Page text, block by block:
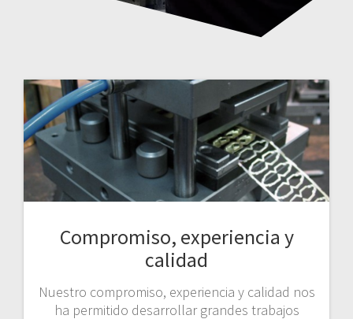
Compromiso, experiencia y
calidad
Nuestro compromiso, experiencia y calidad nos
ha permitido desarrollar grandes trabajos